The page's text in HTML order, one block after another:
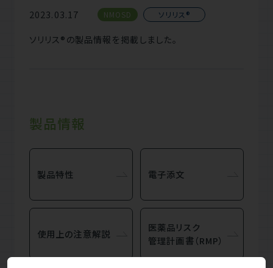
2023.03.17 NMOSD ソリリス®
ソリリス®の製品情報を掲載しました。
製品情報
製品特性 電子添文
使用上の注意解説
医薬品リスク
管理計画書（RMP）